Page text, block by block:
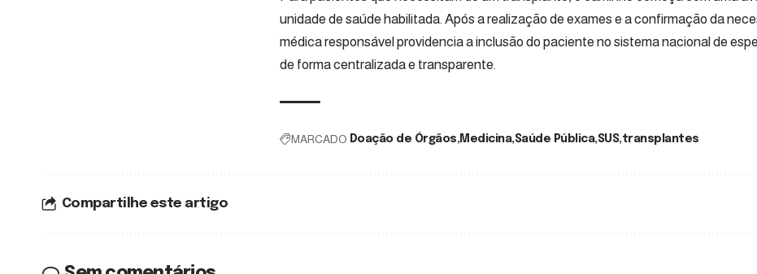
unidade de saúde habilitada. Após a realização de exames e a confirmação da
médica responsável providencia a inclusão do paciente no sistema nacional de
de forma centralizada e transparente.
MARCADO Doação de Órgãos Medicina Saúde Pública SUS transplantes
Compartilhe este artigo